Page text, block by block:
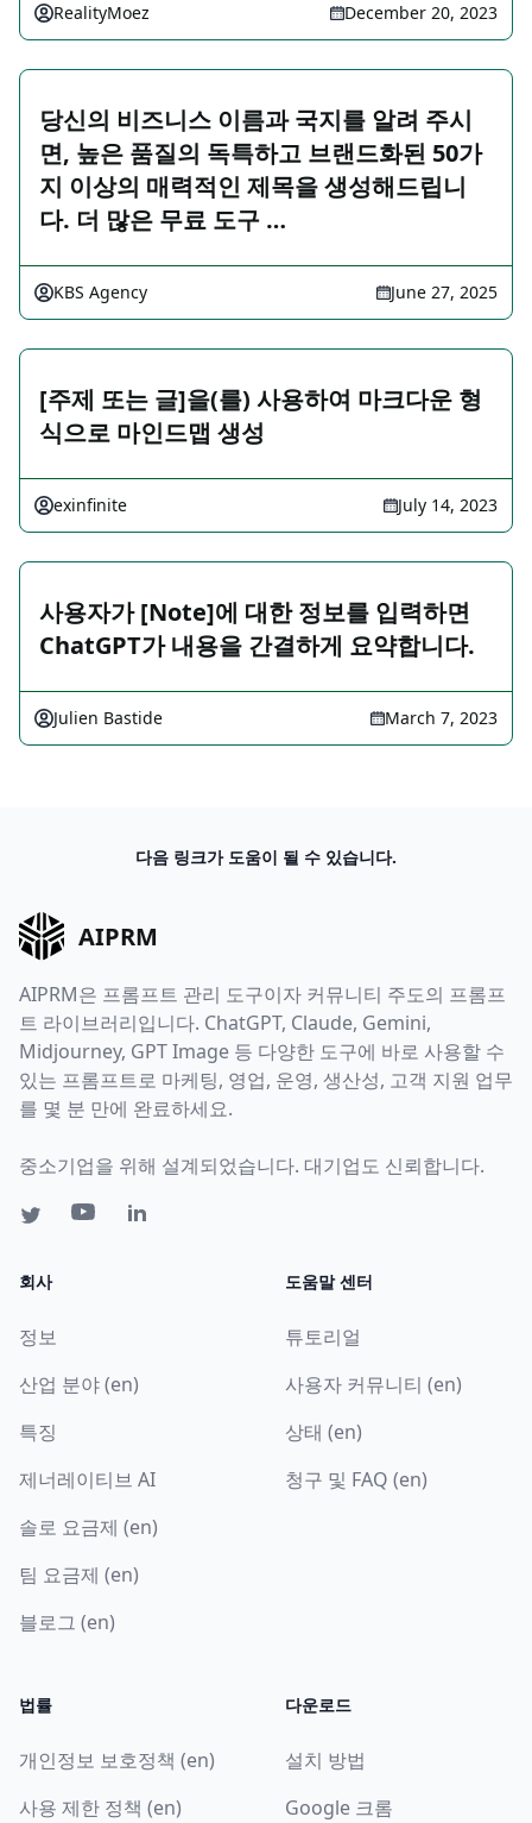
RealityMoez December 20, 2023
당신의 비즈니스 이름과 국지를 알려 주시
면, 높은 품질의 독특하고 브랜드화된 50가
지 이상의 매력적인 제목을 생성해드립니
다. 더 많은 무료 도구 …
KBS Agency June 27, 2025
[주제 또는 글]을(를) 사용하여 마크다운 형
식으로 마인드맵 생성
exinfinite July 14, 2023
사용자가 [Note]에 대한 정보를 입력하면
ChatGPT가 내용을 간결하게 요약합니다.
Julien Bastide March 7, 2023
다음 링크가 도움이 될 수 있습니다.
AIPRM
AIPRM은 프롬프트 관리 도구이자 커뮤니티 주도의 프롬프
트 라이브러리입니다. ChatGPT, Claude, Gemini,
Midjourney, GPT Image 등 다양한 도구에 바로 사용할 수
있는 프롬프트로 마케팅, 영업, 운영, 생산성, 고객 지원 업무
를 몇 분 만에 완료하세요.
중소기업을 위해 설계되었습니다. 대기업도 신뢰합니다.
회사
정보
산업 분야 (en)
특징
제너레이티브 AI
솔로 요금제 (en)
팀 요금제 (en)
블로그 (en)
도움말 센터
튜토리얼
사용자 커뮤니티 (en)
상태 (en)
청구 및 FAQ (en)
법률
개인정보 보호정책 (en)
사용 제한 정책 (en)
다운로드
설치 방법
Google 크롬